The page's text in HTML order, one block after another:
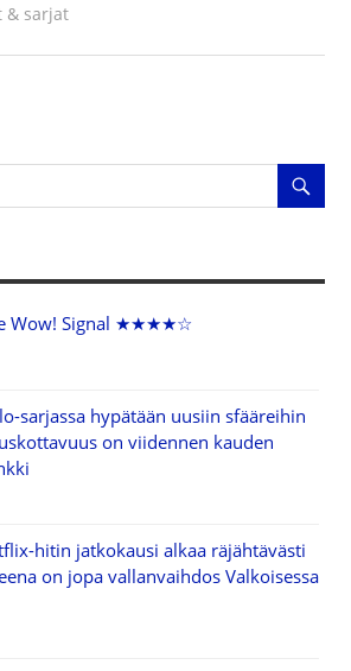
& sarjat
Wow! Signal ★★★★☆
sarjassa hypätään uusiin sfääreihin
on viidennen kauden
hitin jatkokausi alkaa räjähtävästi
on jopa vallanvaihdos Valkoisessa